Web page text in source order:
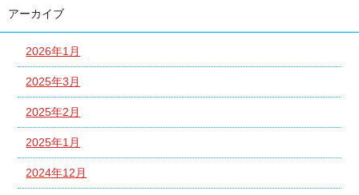
アーカイブ
2026年1月
2025年3月
2025年2月
2025年1月
2024年12月